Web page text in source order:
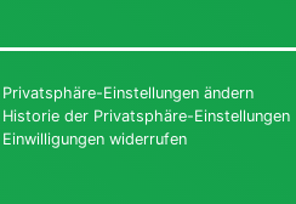
Privatsphäre-Einstellungen ändern
Historie der Privatsphäre-Einstellungen
Einwilligungen widerrufen